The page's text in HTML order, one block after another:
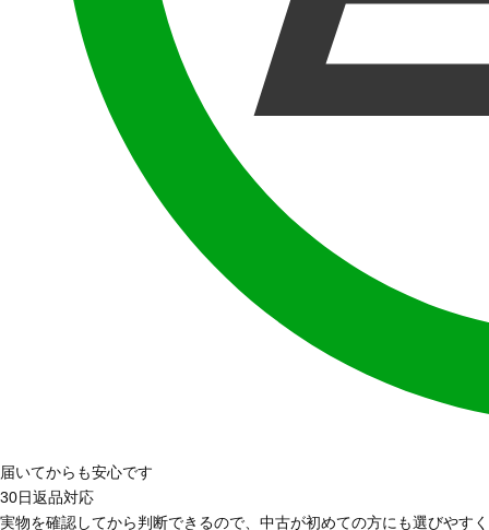
届いてからも安心です
30日返品対応
実物を確認してから判断できるので、中古が初めての方にも選びやす